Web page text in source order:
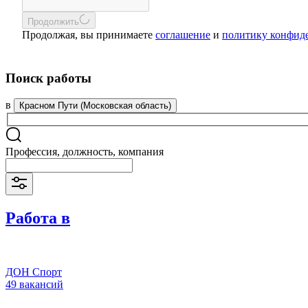
Продолжить
Продолжая, вы принимаете соглашение и политику
Поиск работы
в Красном Пути (Московская область)
Профессия, должность, компания
Работа в
ДОН Спорт
49 вакансий